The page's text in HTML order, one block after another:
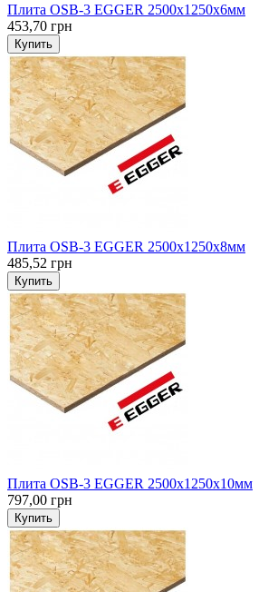
Плита OSB-3 EGGER 2500х1250х6мм
453,70 грн
Купить
Плита OSB-3 EGGER 2500х1250х8мм
485,52 грн
Купить
Плита OSB-3 EGGER 2500х1250х10мм
797,00 грн
Купить